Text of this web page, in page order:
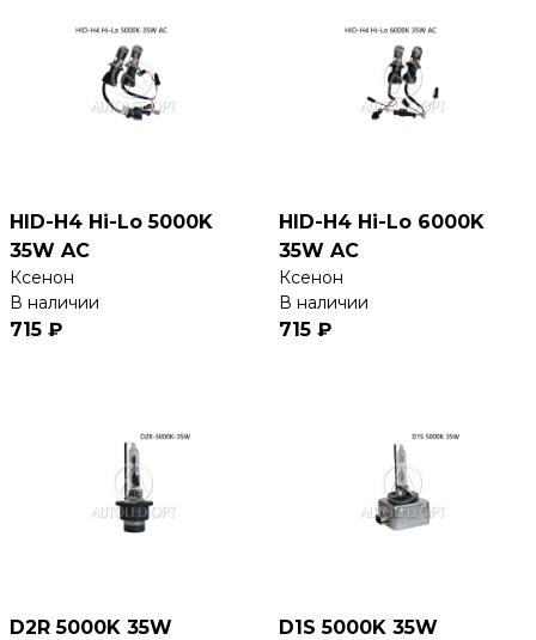
HID-H4 Hi-Lo 5000K
35W AC
Ксенон
В наличии
715 ₽
HID-H4 Hi-Lo 6000K
35W AC
Ксенон
В наличии
715 ₽
D2R 5000K 35W D1S 5000K 35W